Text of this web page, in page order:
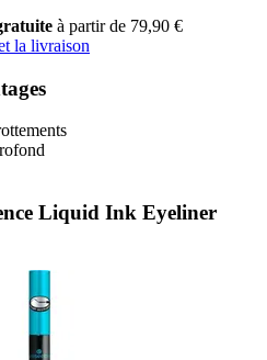
à partir de 79,90 €
la livraison
Liquid Ink Eyeliner